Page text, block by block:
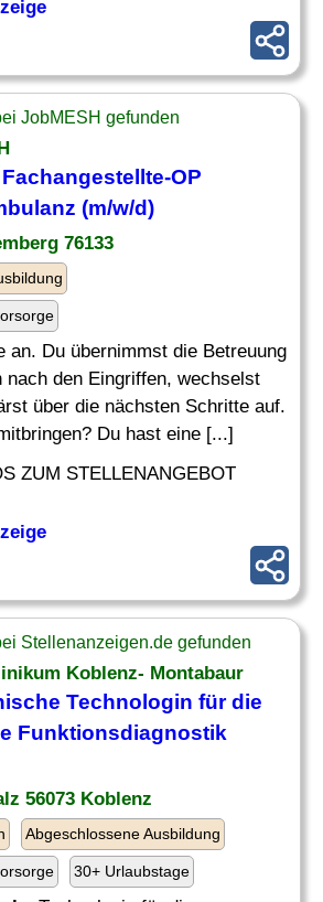
JobMESH gefunden
Fachangestellte-OP
(m/w/d)
76133
an. Du übernimmst die Betreuung
nach den Eingriffen, wechselst
über die nächsten Schritte auf.
Du hast eine [...]
ZUM STELLENANGEBOT
Stellenanzeigen.de gefunden
Koblenz- Montabaur
Technologin für die
Funktionsdiagnostik
56073 Koblenz
Abgeschlossene Ausbildung
30+ Urlaubstage